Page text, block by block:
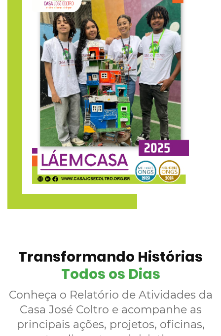
Transformando Histórias
Todos os Dias
Conheça o Relatório de Atividades da
Casa José Coltro e acompanhe as
principais ações, projetos, oficinas,